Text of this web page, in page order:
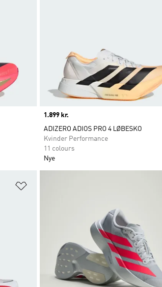
Price
1.899 kr.
ADIZERO ADIOS PRO 4 LØBESKO
Kvinder Performance
11 colours
Nye